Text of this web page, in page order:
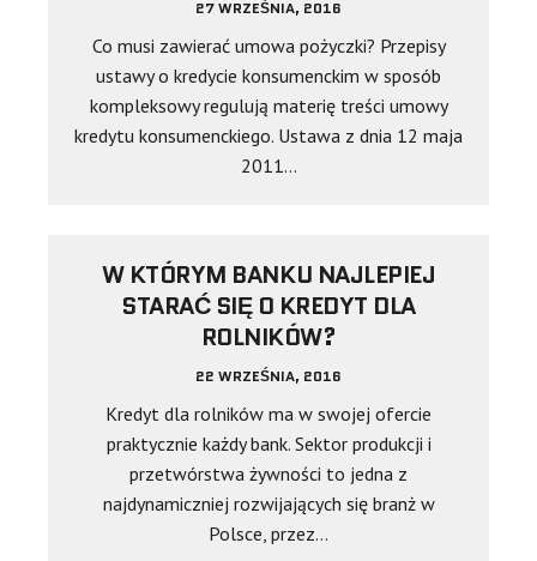
27 WRZEŚNIA, 2016
Co musi zawierać umowa pożyczki? Przepisy
ustawy o kredycie konsumenckim w sposób
kompleksowy regulują materię treści umowy
kredytu konsumenckiego. Ustawa z dnia 12 maja
2011…
W KTÓRYM BANKU NAJLEPIEJ
STARAĆ SIĘ O KREDYT DLA
ROLNIKÓW?
22 WRZEŚNIA, 2016
Kredyt dla rolników ma w swojej ofercie
praktycznie każdy bank. Sektor produkcji i
przetwórstwa żywności to jedna z
najdynamiczniej rozwijających się branż w
Polsce, przez…